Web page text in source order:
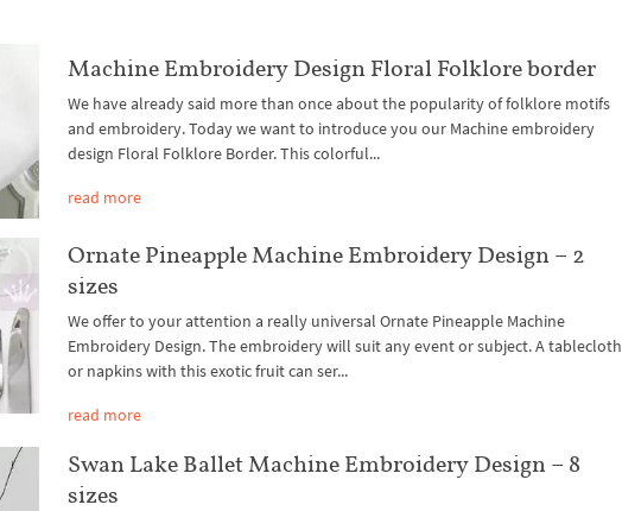
Machine Embroidery Design Floral Folklore border
We have already said more than once about the popularity of folklore motifs
and embroidery. Today we want to introduce you our Machine embroidery
design Floral Folklore Border. This colorful...
read more
Ornate Pineapple Machine Embroidery Design – 2
sizes
We offer to your attention a really universal Ornate Pineapple Machine
Embroidery Design. The embroidery will suit any event or subject. A tablecloth
or napkins with this exotic fruit can ser...
read more
Swan Lake Ballet Machine Embroidery Design – 8
sizes